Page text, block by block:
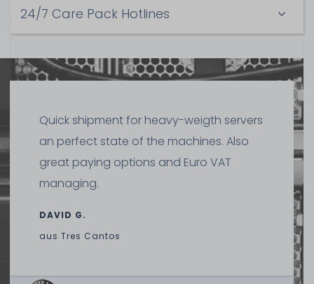
24/7 Care Pack Hotlines
Quick shipment for heavy-weigth servers
an perfect state of the machines. Also
great paying options and Euro VAT
managing.
DAVID G.
aus Tres Cantos